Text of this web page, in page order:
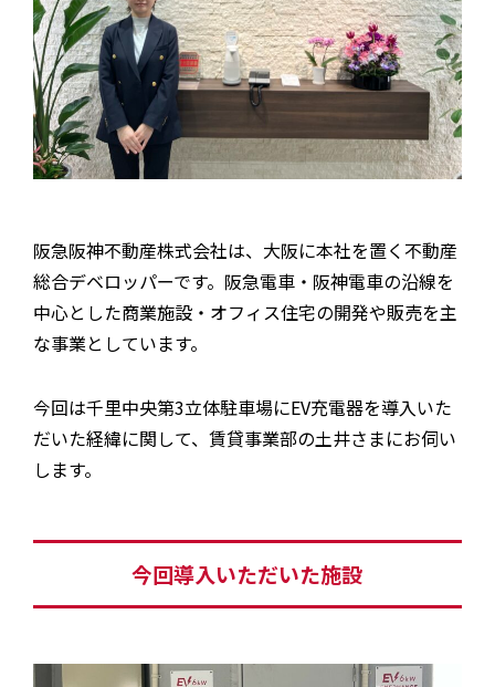
ブランドツールキット
導入施設別プラン
阪急阪神不動産株式会社は、大阪に本社を置く不動産
総合デベロッパーです。阪急電車・阪神電車の沿線を
中心とした商業施設・オフィス住宅の開発や販売を主
な事業としています。
今回は千里中央第3立体駐車場にEV充電器を導入いた
だいた経緯に関して、賃貸事業部の土井さまにお伺い
します。
今回導入いただいた施設